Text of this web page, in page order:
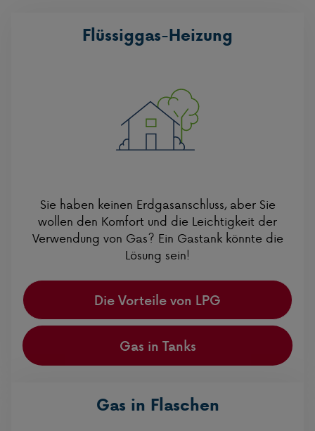
Flüssiggas-Heizung
Sie haben keinen Erdgasanschluss, aber Sie
wollen den Komfort und die Leichtigkeit der
Verwendung von Gas? Ein Gastank könnte die
Lösung sein!
Die Vorteile von LPG
Gas in Tanks
Gas in Flaschen